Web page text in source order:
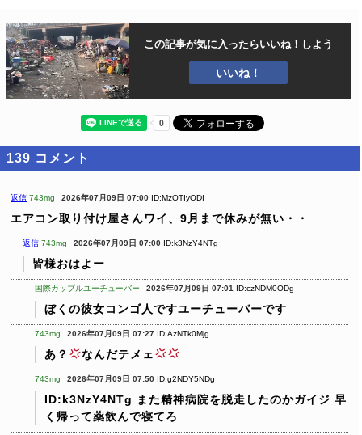
この記事が気に入ったらいいね！しよう
いいね！
139 コメント
返信 743mg 2026年07月09日 07:00 ID:MzOTIyODI
エアコン取り付け屋さんワイ、9月まで休みが無い・・
返信 743mg 2026年07月09日 07:00 ID:k3NzY4NTg
皆様おはよー
国際カップルユーチューバー 2026年07月09日 07:01 ID:czNDM0ODg
ぼくの彼女コンゴ人ですユーチューバーです
743mg 2026年07月09日 07:27 ID:AzNTk0Mjg
あ？ なんだテメェ
743mg 2026年07月09日 07:50 ID:g2NDY5NDg
ID:k3NzY4NTg また精神病院を脱走したのかガイジ 早
く帰って薬飲んで寝てろ